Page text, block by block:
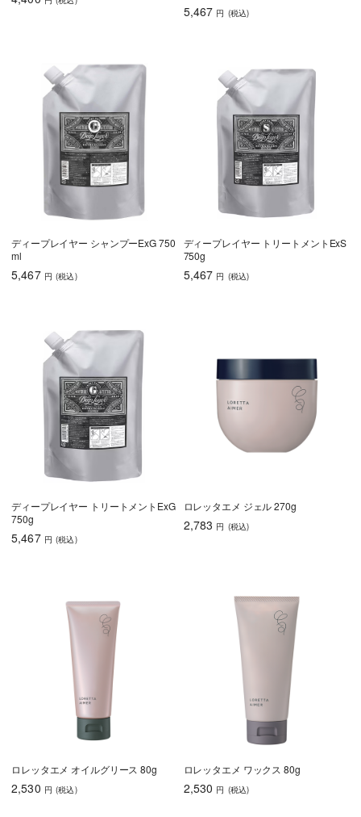
5,467 円 (税込)
ディープレイヤー シャンプーExG 750
ml
5,467 円 (税込)
ディープレイヤー トリートメントExS
750g
5,467 円 (税込)
ディープレイヤー トリートメントExG
750g
5,467 円 (税込)
ロレッタエメ ジェル 270g
2,783 円 (税込)
ロレッタエメ オイルグリース 80g
2,530 円 (税込)
ロレッタエメ ワックス 80g
2,530 円 (税込)